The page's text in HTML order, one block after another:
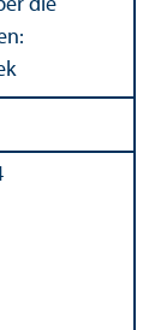
die